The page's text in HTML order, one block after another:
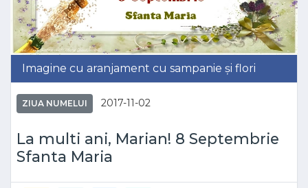
Imagine cu aranjament cu sampanie și flori
ZIUA NUMELUI 2017-11-02
La multi ani, Marian! 8 Septembrie
Sfanta Maria